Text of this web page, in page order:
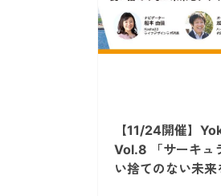
【11/24開催】
Vol.8 「サーキュ
い捨てのない未来